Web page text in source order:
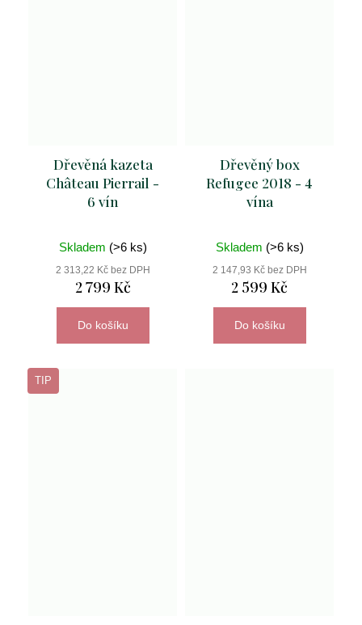
Dřevěná kazeta
Château Pierrail -
6 vín
Skladem (>6 ks)
2 313,22 Kč bez DPH
2 799 Kč
Do košíku
Dřevěný box
Refugee 2018 - 4
vína
Skladem (>6 ks)
2 147,93 Kč bez DPH
2 599 Kč
Do košíku
TIP